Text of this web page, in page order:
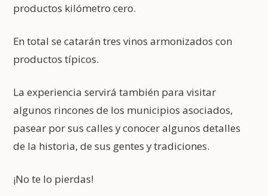
productos kilómetro cero.
En total se catarán tres vinos armonizados con
productos típicos.
La experiencia servirá también para visitar
algunos rincones de los municipios asociados,
pasear por sus calles y conocer algunos detalles
de la historia, de sus gentes y tradiciones.
¡No te lo pierdas!